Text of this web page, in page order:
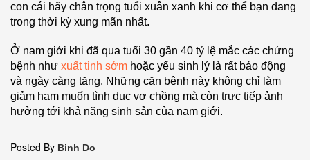
con cái hãy chân trọng tuổi xuân xanh khi cơ thể bạn đang
trong thời kỳ xung mãn nhất.
Ở nam giới khi đã qua tuổi 30 gần 40 tỷ lệ mắc các chứng
bệnh như xuất tinh sớm hoặc yếu sinh lý là rất báo động
và ngày càng tăng. Những căn bệnh này không chỉ làm
giảm ham muốn tình dục vợ chồng mà còn trực tiếp ảnh
hưởng tới khả năng sinh sản của nam giới.
Posted By Binh Do